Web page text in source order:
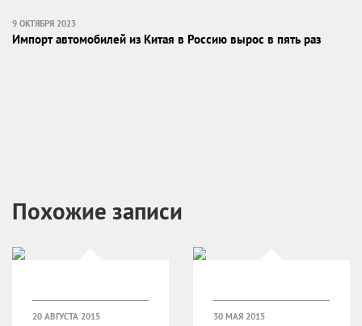
9 ОКТЯБРЯ 2023
Импорт автомобилей из Китая в Россию вырос в пять раз
Похожие записи
20 АВГУСТА 2015 30 МАЯ 2015